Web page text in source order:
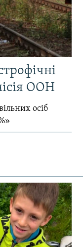
ООН
осіб